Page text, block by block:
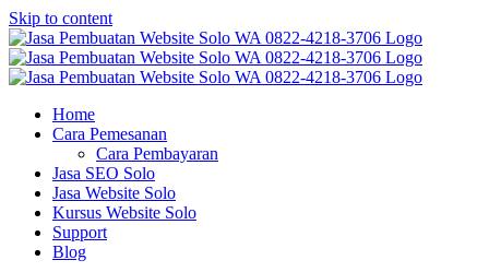
Skip to content
Home
Cara Pemesanan
Cara Pembayaran
Jasa SEO Solo
Jasa Website Solo
Kursus Website Solo
Support
Blog